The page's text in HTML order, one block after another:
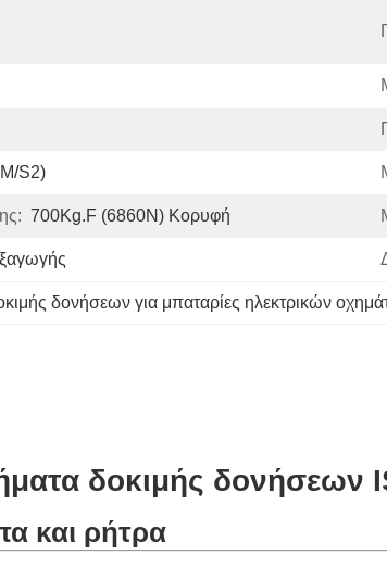
s2)
700Kg.f (6860N) Κορυφή
δονήσεων για μπαταρίες ηλεκτρικών
δοκιμής δονήσεων
και ρήτρα